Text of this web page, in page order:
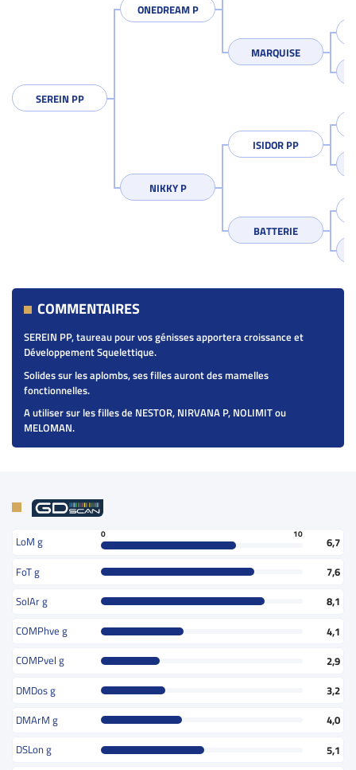
SEREIN PP
ONEDREAM P
MARQUISE
NIKKY P
ISIDOR PP
BATTERIE
COMMENTAIRES
SEREIN PP, taureau pour vos génisses apportera croissance et
Développement Squelettique.
Solides sur les aplombs, ses filles auront des mamelles
fonctionnelles.
A utiliser sur les filles de NESTOR, NIRVANA P, NOLIMIT ou
MELOMAN.
LoM g
0 10
6,7
FoT g
7,6
SolAr g
8,1
COMPhve g
4,1
COMPvel g
2,9
DMDos g
3,2
DMArM g
4,0
DSLon g
5,1